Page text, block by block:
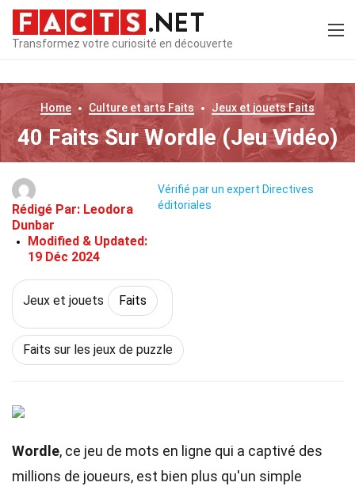
Transformez votre curiosité en découverte
Home Culture et arts Faits Jeux et jouetsFaits
40 Faits Sur Wordle (Jeu Vidéo)
Rédigé Par: Leodora
Dunbar
Modified & Updated:
19 Déc 2024
Vérifié par un expert Directives
éditoriales
Jeux et jouets Faits
Faits sur les jeux de puzzle
Wordle, ce jeu de mots en ligne qui a captivé des
millions de joueurs, est bien plus qu'un simple